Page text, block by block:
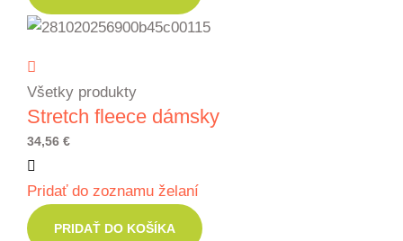
Všetky produkty
Stretch fleece dámsky
34,56 €
Pridať do zoznamu želaní
PRIDAŤ DO KOŠÍKA